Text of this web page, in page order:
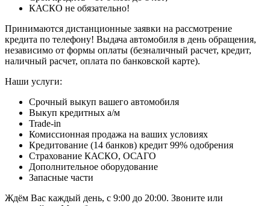
КАСКО не обязательно!
Принимаются дистанционные заявки на рассмотрение
кредита по телефону! Выдача автомобиля в день обращения,
независимо от формы оплаты (безналичный расчет, кредит,
наличный расчет, оплата по банковской карте).
Наши услуги:
Срочный выкуп вашего автомобиля
Выкуп кредитных а/м
Trade-in
Комиссионная продажа на ваших условиях
Кредитование (14 банков) кредит 99% одобрения
Страхование КАСКО, ОСАГО
Дополнительное оборудование
Запасные части
Ждём Вас каждый день, с 9:00 до 20:00. Звоните или